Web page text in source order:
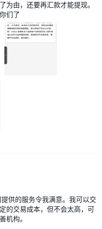
为由，还要再汇款才能提现。
们了
供的服务令我满意。我可以交
的交易成本，但不会太高，可
机构。